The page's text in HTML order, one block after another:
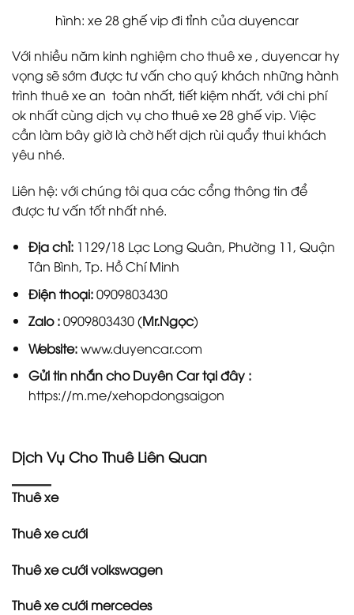
hình: xe 28 ghế vip đi tỉnh của duyencar
Với nhiều năm kinh nghiệm cho thuê xe , duyencar hy
vọng sẽ sớm được tư vấn cho quý khách những hành
trình thuê xe an toàn nhất, tiết kiệm nhất, với chi phí
ok nhất cùng dịch vụ cho thuê xe 28 ghế vip. Việc
cần làm bây giờ là chờ hết dịch rùi quẩy thui khách
yêu nhé.
Liên hệ: với chúng tôi qua các cổng thông tin để
được tư vấn tốt nhất nhé.
Địa chỉ: 1129/18 Lạc Long Quân, Phường 11, Quận
Tân Bình, Tp. Hồ Chí Minh
Điện thoại:0909803430
Zalo :0909803430 (Mr.Ngọc)
Website:www.duyencar.com
Gửi tin nhắn choDuyên Cartại đây :
https://m.me/xehopdongsaigon
Dịch Vụ Cho Thuê Liên Quan
Thuê xe
Thuê xe cưới
Thuê xe cưới volkswagen
Thuê xe cưới mercedes